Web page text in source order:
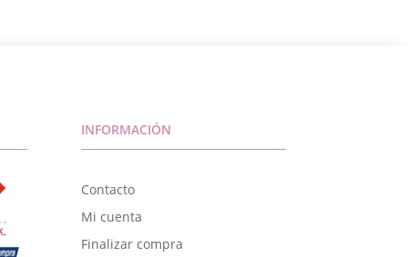
INFORMACIÓN
Contacto
Mi cuenta
Finalizar compra